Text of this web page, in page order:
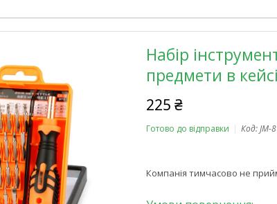
Набір
предмети в
225 ₴
Готово до відправки Код:JM-
Компанія тимчасово не